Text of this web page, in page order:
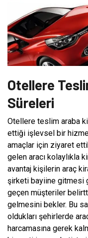
Otellere
Süreleri
Otellere teslim araba
ettiği işlevsel bir
amaçlar için ziyaret
gelen aracı kolaylıkla
avantaj kişilerin araç
şirketi bayiine gitmesi
geçen müşteriler
gelmesini bekler. Bu
oldukları şehirlerde
harcamasına gerek